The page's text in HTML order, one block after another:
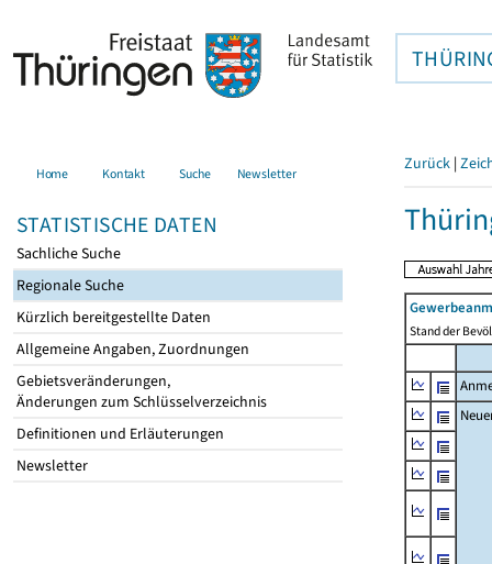
Home Kontakt Suche Newsletter
STATISTISCHE DATEN
Sachliche Suche
Regionale Suche
Kürzlich bereitgestellte Daten
Allgemeine Angaben, Zuordnungen
Gebietsveränderungen,
Änderungen zum Schlüsselverzeichnis
Definitionen und Erläuterungen
Newsletter
Zurück |
Stand der